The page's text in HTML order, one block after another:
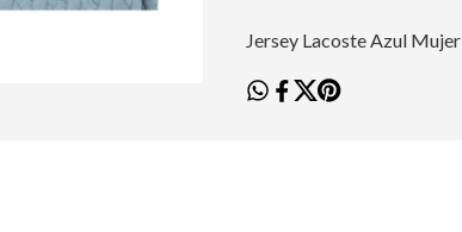
Jersey Lacoste Azul Mujer